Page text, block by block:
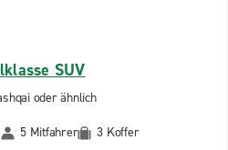
SUV
oder ähnlich
5 Mitfahrer 3 Koffer